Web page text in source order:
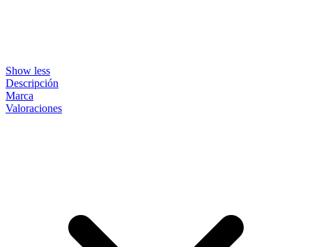
Show less
Descripción
Marca
Valoraciones